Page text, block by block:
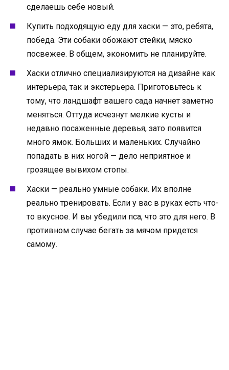
сделаешь себе новый.
Купить подходящую еду для хаски — это, ребята,
победа. Эти собаки обожают стейки, мяско
посвежее. В общем, экономить не планируйте.
Хаски отлично специализируются на дизайне как
интерьера, так и экстерьера. Приготовьтесь к
тому, что ландшафт вашего сада начнет заметно
меняться. Оттуда исчезнут мелкие кусты и
недавно посаженные деревья, зато появится
много ямок. Больших и маленьких. Случайно
попадать в них ногой — дело неприятное и
грозящее вывихом стопы.
Хаски — реально умные собаки. Их вполне
реально тренировать. Если у вас в руках есть что-
то вкусное. И вы убедили пса, что это для него. В
противном случае бегать за мячом придется
самому.